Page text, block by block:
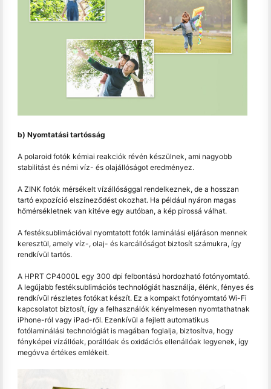
b) Nyomtatási tartósság
A polaroid fotók kémiai reakciók révén készülnek, ami nagyobb
stabilitást és némi víz- és olajállóságot eredményez.
A ZINK fotók mérsékelt vízállósággal rendelkeznek, de a hosszan
tartó expozíció elszíneződést okozhat. Ha például nyáron magas
hőmérsékletnek van kitéve egy autóban, a kép pirossá válhat.
A festéksublimációval nyomtatott fotók laminálási eljáráson mennek
keresztül, amely víz-, olaj- és karcállóságot biztosít számukra, így
rendkívül tartós.
A HPRT CP4000L egy 300 dpi felbontású hordozható fotónyomtató.
A legújabb festéksublimációs technológiát használja, élénk, fényes és
rendkívül részletes fotókat készít. Ez a kompakt fotónyomtató Wi-Fi
kapcsolatot biztosít, így a felhasználók kényelmesen nyomtathatnak
iPhone-ról vagy iPad-ről. Ezenkívül a fejlett automatikus
fotólaminálási technológiát is magában foglalja, biztosítva, hogy
fényképei vízállóak, porállóak és oxidációs ellenállóak legyenek, így
megóvva értékes emlékeit.